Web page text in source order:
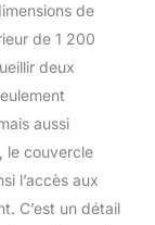
de
de 1 200
deux
aussi
le couvercle
l’accès aux
C’est un détail